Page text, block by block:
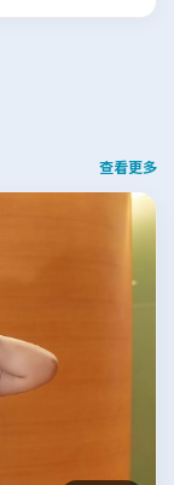
查看更多